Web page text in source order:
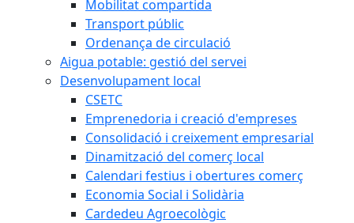
Mobilitat compartida
Transport públic
Ordenança de circulació
Aigua potable: gestió del servei
Desenvolupament local
CSETC
Emprenedoria i creació d'empreses
Consolidació i creixement empresarial
Dinamització del comerç local
Calendari festius i obertures comerç
Economia Social i Solidària
Cardedeu Agroecològic